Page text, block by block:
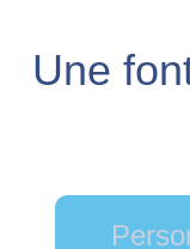
Une